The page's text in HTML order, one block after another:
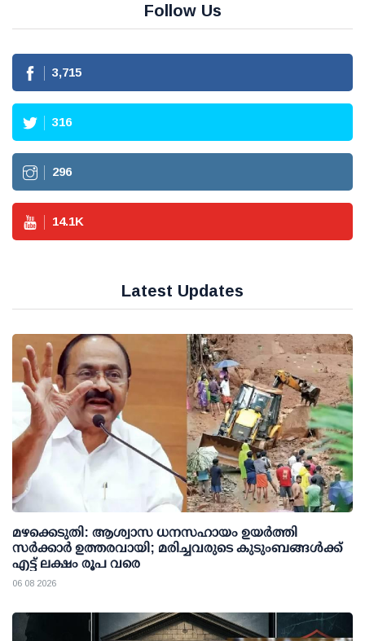
Follow Us
3,715
316
296
14.1K
Latest Updates
മഴക്കെടുതി: ആശ്വാസ ധനസഹായം ഉയര്‍ത്തി
സര്‍ക്കാര്‍ ഉത്തരവായി; മരിച്ചവരുടെ കുടുംബങ്ങള്‍ക്ക്
എട്ട് ലക്ഷം രൂപ വരെ
06 08 2026